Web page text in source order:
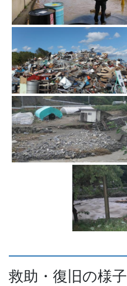
救助・復旧の様子